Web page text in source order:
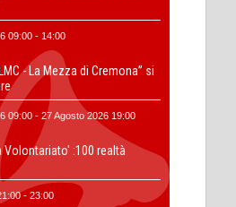
09:00 - 14:00
- La Mezza di Cremona” si
09:00 - 27 Agosto 2026 19:00
:100 realtà
- 23:00